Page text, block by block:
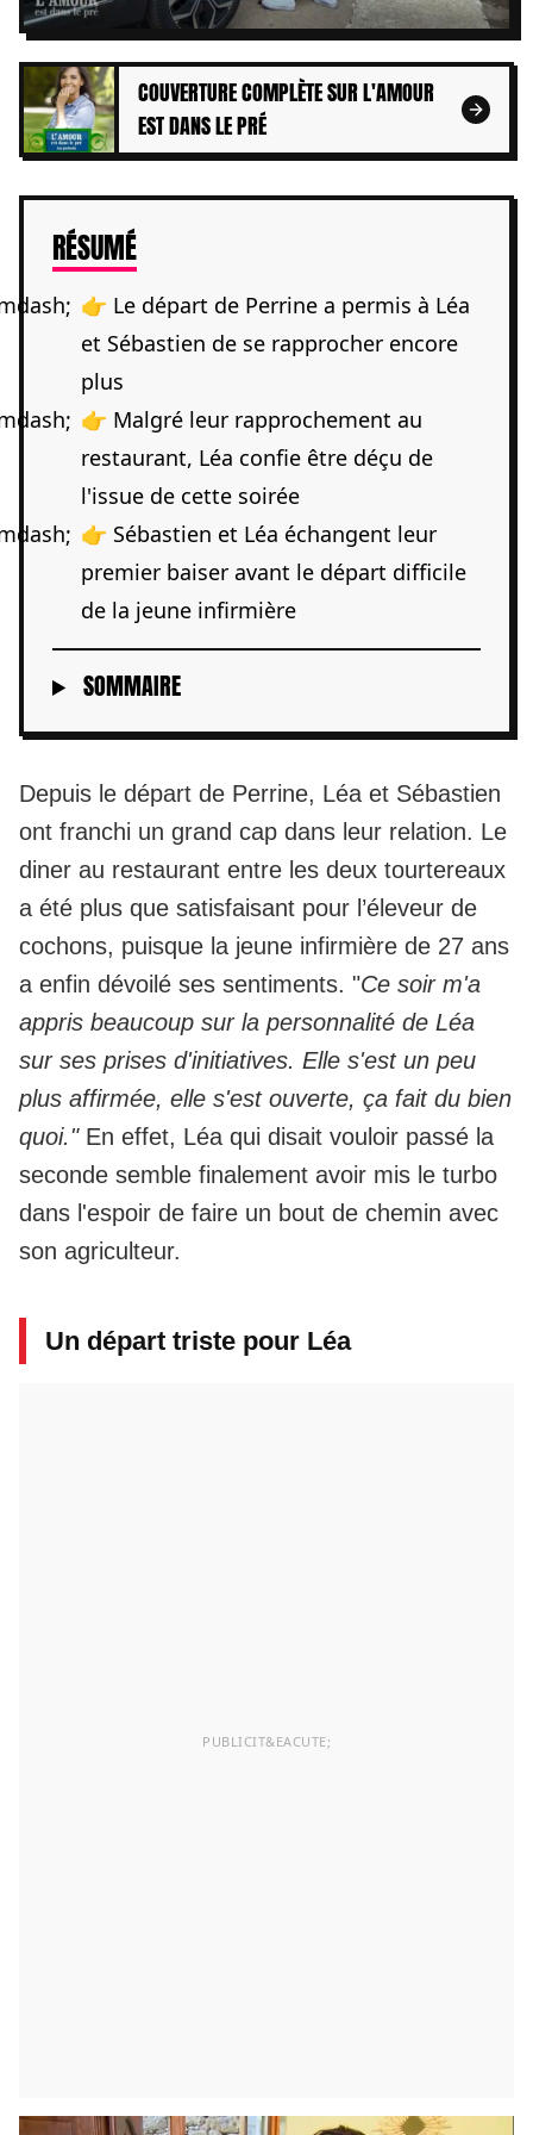
COUVERTURE COMPLÈTE SUR L'AMOUR
EST DANS LE PRÉ
RÉSUMÉDE L'ARTICLE
👉 Le départ de Perrine a permis à Léa
et Sébastien de se rapprocher encore
plus
👉 Malgré leur rapprochement au
restaurant, Léa confie être déçu de
l'issue de cette soirée
👉 Sébastien et Léa échangent leur
premier baiser avant le départ difficile
de la jeune infirmière
SOMMAIRE
Depuis le départ de Perrine, Léa et Sébastien
ont franchi un grand cap dans leur relation. Le
diner au restaurant entre les deux tourtereaux
a été plus que satisfaisant pour l’éleveur de
cochons, puisque la jeune infirmière de 27 ans
a enfin dévoilé ses sentiments. "Ce soir m'a
appris beaucoup sur la personnalité de Léa
sur ses prises d'initiatives. Elle s'est un peu
plus affirmée, elle s'est ouverte, ça fait du bien
quoi." En effet, Léa qui disait vouloir passé la
seconde semble finalement avoir mis le turbo
dans l'espoir de faire un bout de chemin avec
son agriculteur.
Un départ triste pour Léa